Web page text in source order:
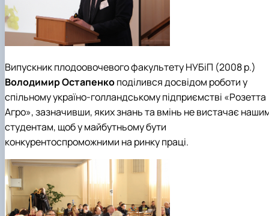
Випускник плодоовочевого факультету НУБіП (2008 р.)
Володимир Остапенкоподілився досвідом роботи у
спільному україно-голландському підприємстві «Розетта
Агро»,зазначивши, яких знань та вмінь не вистачає
студентам, щоб у майбутньому бути
конкурентоспроможними на ринку праці.